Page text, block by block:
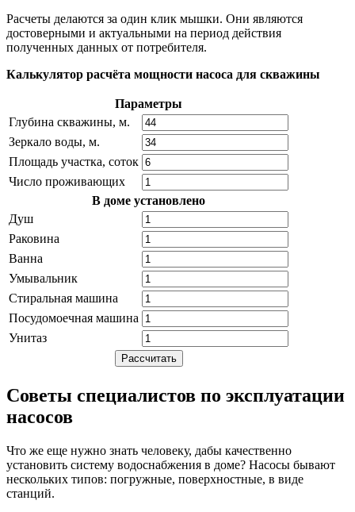
Расчеты делаются за один клик мышки. Они являются
достоверными и актуальными на период действия
полученных данных от потребителя.
Калькулятор расчёта мощности насоса для скважины
Параметры
Глубина скважины, м.
Зеркало воды, м.
Площадь участка, соток
Число проживающих
В доме установлено
Душ
Раковина
Ванна
Умывальник
Стиральная машина
Посудомоечная машина
Унитаз
Советы специалистов по эксплуатации
насосов
Что же еще нужно знать человеку, дабы качественно
установить систему водоснабжения в доме? Насосы бывают
нескольких типов: погружные, поверхностные, в виде
станций.